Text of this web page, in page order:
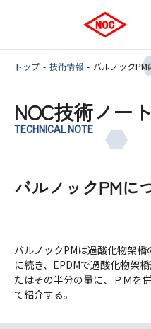
トップ 技術情報 バルノックPM
NOC技術ノート
TECHNICAL NOTE
バルノックPMに
バルノックPMは過酸化物架
に続き、EPDMで過酸化物架
たはその半分の量に、ＰＭを
て紹介する。